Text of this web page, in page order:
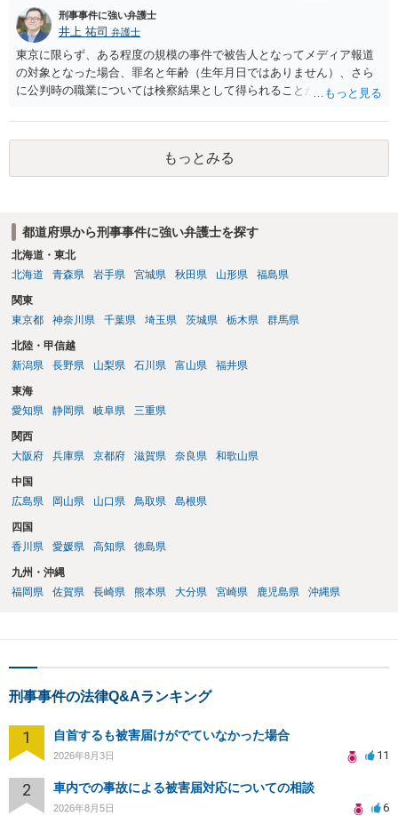
刑事事件に強い弁護士
井上 祐司 弁護士
東京に限らず、ある程度の規模の事件で被告人となってメディア報道
の対象となった場合、罪名と年齢（生年月日ではありません）、さら
に公判時の職業については検察結果として得られることが通常です。
もっとみる
都道府県から刑事事件に強い弁護士を探す
北海道・東北
北海道
青森県 岩手県 宮城県 秋田県 山形県 福島県
関東
東京都
神奈川県 千葉県 埼玉県 茨城県 栃木県 群馬県
北陸・甲信越
新潟県
長野県 山梨県 石川県 富山県 福井県
東海
愛知県
静岡県 岐阜県 三重県
関西
大阪府
兵庫県 京都府 滋賀県 奈良県 和歌山県
中国
広島県
岡山県 山口県 鳥取県 島根県
四国
香川県
愛媛県 高知県 徳島県
九州・沖縄
福岡県
佐賀県 長崎県 熊本県 大分県 宮崎県 鹿児島県 沖縄県
刑事事件の法律Q&Aランキング
1 自首するも被害届けがでていなかった場合
2026年8月3日 11
2 車内での事故による被害届対応についての相談
2026年8月5日 6